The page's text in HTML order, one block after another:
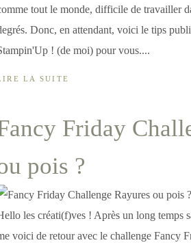
tout le monde, difficile de travailler
Donc, en attendant, voici le tips
! (de moi) pour vous....
LA SUITE
Friday
pois ?
les créati(f)ves ! Après un long temps
voici de retour avec le challenge Fancy